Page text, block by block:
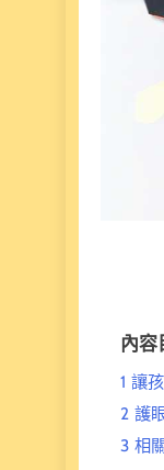
內容
1 讓
2 護
3 相